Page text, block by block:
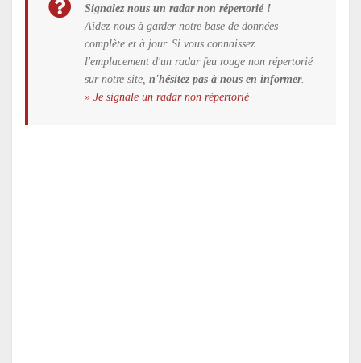
Signalez nous un radar non répertorié !
Aidez-nous à garder notre base de données
complète et à jour. Si vous connaissez
l'emplacement d'un radar feu rouge non répertorié
sur notre site, n'hésitez pas à nous en informer.
» Je signale un radar non répertorié